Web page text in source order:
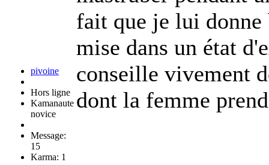
pivoine
Hors ligne
Kamanaute
novice
Message:
15
Karma: 1
fait que je lui donne
mise dans un état
conseille vivement
dont la femme